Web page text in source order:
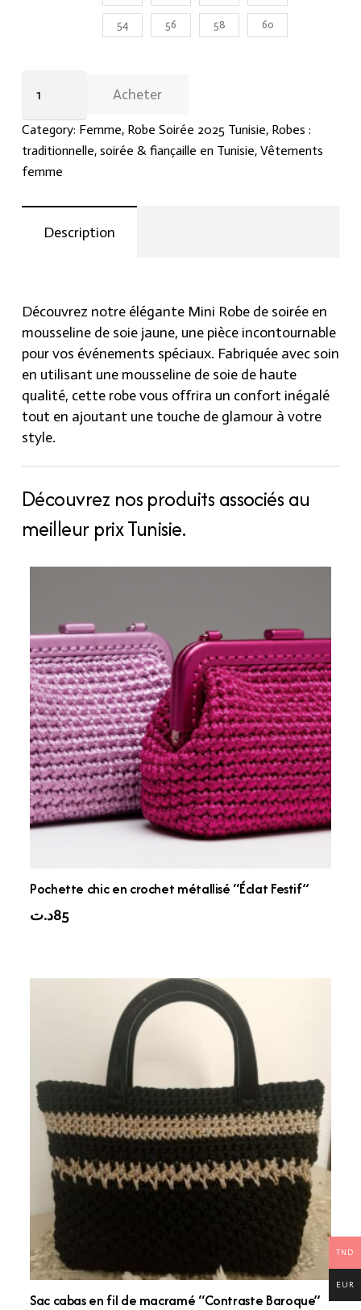
54 56 58 60
Robe
de
soirée
en
de
soie
Acheter
Category: Femme, Robe Soirée 2025 Tunisie, Robes :
traditionnelle, soirée & fiançaille en Tunisie, Vêtements
femme
Description
Découvrez notre élégante Mini Robe de soirée en
mousseline de soie jaune, une pièce incontournable
pour vos événements spéciaux. Fabriquée avec soin
en utilisant une mousseline de soie de haute
qualité, cette robe vous offrira un confort inégalé
tout en ajoutant une touche de glamour à votre
style.
Découvrez nos produits associés au
meilleur prix Tunisie.
Pochette chic en crochet métallisé “Éclat Festif”
85د.ت
Sac cabas en fil de macramé “Contraste Baroque”
TND
EUR